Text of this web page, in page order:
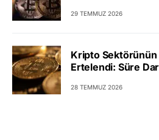
29 TEMMUZ 2026
Kripto Sektörünün
Ertelendi: Süre
28 TEMMUZ 2026